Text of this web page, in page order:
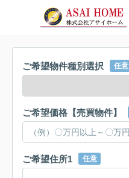
ご希望物件種別選択 任意
ご希望価格【売買物件】
ご希望住所1 任意